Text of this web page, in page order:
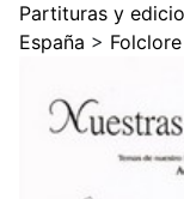
Partituras y
España >